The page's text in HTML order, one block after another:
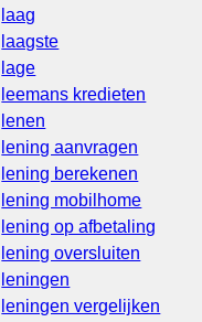
laag
laagste
lage
leemans kredieten
lenen
lening aanvragen
lening berekenen
lening mobilhome
lening op afbetaling
lening oversluiten
leningen
leningen vergelijken